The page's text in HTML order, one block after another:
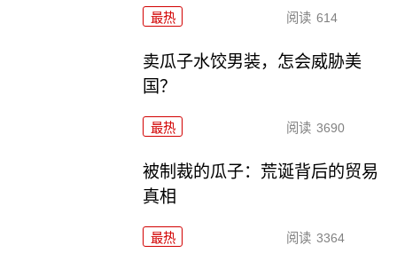
最热 阅读 614
卖瓜子水饺男装，怎会威胁美
国？
最热 阅读 3690
被制裁的瓜子：荒诞背后的贸易
真相
最热 阅读 3364